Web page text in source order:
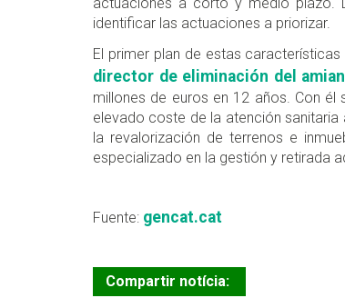
identificar las actuaciones a priorizar.
El primer plan de estas
director de eliminación del
millones de euros en 12 años. Con
elevado coste de la atención
la revalorización de terrenos e
especializado en la gestión y retirada
Fuente: gencat.cat
Compartir notícia: